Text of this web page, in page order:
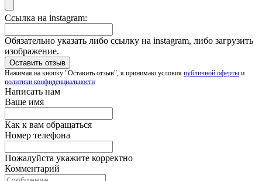
Ссылка на instagram:
Обязательно указать либо ссылку на instagram, либо загрузить
изображение.
Нажимая на кнопку "Оставить отзыв", я принимаю условия публичной оферты и
политики конфиденциальности
Написать нам
Ваше имя
Как к вам обращаться
Номер телефона
Пожалуйста укажите корректно
Комментарий